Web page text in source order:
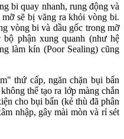
bi quay nhanh, rung động và
sẽ bị văng ra khỏi vòng bi.
vòng bi và dầu gốc trong mỡ
phận xung quanh (như hệ
làm kín (Poor Sealing) cũng
thứ cấp, ngăn chặn bụi bẩn
thể tạo ra lớp màng chắn
cho bụi bẩn (kẻ thù đã phân
nhập, gây mài mòn và rỉ sét